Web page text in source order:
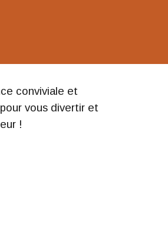
conviviale et
vous divertir et
!